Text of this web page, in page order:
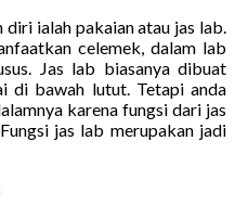
ialah pakaian atau jas lab.
celemek, dalam lab
Jas lab biasanya dibuat
di bawah lutut. Tetapi anda
karena fungsi dari jas
jas lab merupakan jadi